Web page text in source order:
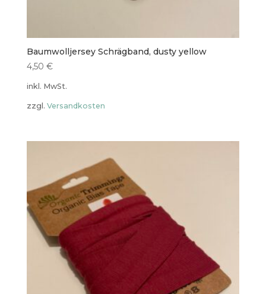
Baumwolljersey Schrägband, dusty yellow
4,50 €
inkl. MwSt.
zzgl. Versandkosten